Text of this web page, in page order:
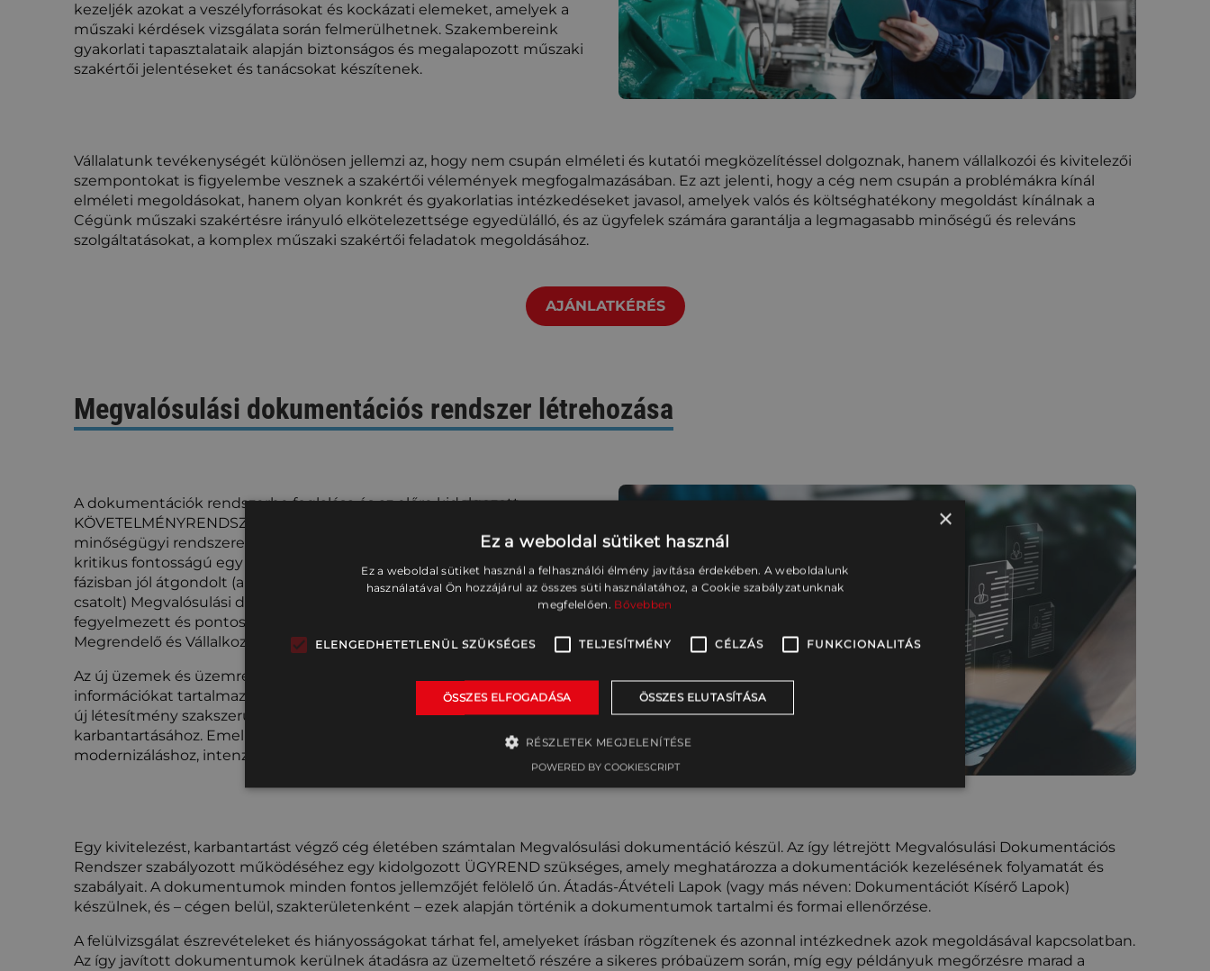
kezeljék azokat a veszélyforrásokat és kockázati elemeket, amelyek a
műszaki kérdések vizsgálata során felmerülhetnek. Szakembereink
gyakorlati tapasztalataik alapján biztonságos és megalapozott műszaki
szakértői jelentéseket és tanácsokat készítenek.
Vállalatunk tevékenységét különösen jellemzi az, hogy nem csupán elméleti és kutatói megközelítéssel dolgoznak, hanem vállalkozói és kivitelezői
szempontokat is figyelembe vesznek a szakértői vélemények megfogalmazásában. Ez azt jelenti, hogy a cég nem csupán a problémákra kínál
elméleti megoldásokat, hanem olyan konkrét és gyakorlatias intézkedéseket javasol, amelyek valós és költséghatékony megoldást kínálnak a
Cégünk műszaki szakértésre irányuló elkötelezettsége egyedülálló, és az ügyfelek számára garantálja a legmagasabb minőségű és releváns
szolgáltatásokat, a komplex műszaki szakértői feladatok megoldásához.
AJÁNLATKÉRÉS
Megvalósulási dokumentációs rendszer létrehozása
A dokumentációk rendszerbe foglalása és az előre kidolgozott
KÖVETELMÉNYRENDSZER-nek (beleértve a törvényeket, szabványokat,
minőségügyi rendszereket és egyéb előírásokat) való megfelelés
kritikus fontosságú egy projekt sikerességéhez. Már a szerződéses
fázisban jól átgondolt (a Vállalkozási Szerződéshez mellékletként
csatolt) Megvalósulási dokumentációs rendszer tartalomjegyzéke a
fegyelmezett és pontos munkára ösztönöz, valamint segíti a
Megrendelő és Vállalkozó hatékony együttműködését.
Az új üzemek és üzemrészek építésénél, a dokumentációk fontos
információkat tartalmaznak. Ezek az információk nélkülözhetetlenek az
új létesítmény szakszerű és biztonságos üzemeltetéséhez és
karbantartásához. Emellett szolgálhatnak alapul egy esetleges, jövőbeli
modernizáláshoz, intenzifikáláshoz és/vagy rekonstrukcióhoz.
Egy kivitelezést, karbantartást végző cég életében számtalan Megvalósulási dokumentáció készül. Az így létrejött Megvalósulási Dokumentációs
Rendszer szabályozott működéséhez egy kidolgozott ÜGYREND szükséges, amely meghatározza a dokumentációk kezelésének folyamatát és
szabályait. A dokumentumok minden fontos jellemzőjét felölelő ún. Átadás-Átvételi Lapok (vagy más néven: Dokumentációt Kísérő Lapok)
készülnek, és – cégen belül, szakterületenként – ezek alapján történik a dokumentumok tartalmi és formai ellenőrzése.
A felülvizsgálat észrevételeket és hiányosságokat tárhat fel, amelyeket írásban rögzítenek és azonnal intézkednek azok megoldásával kapcsolatban.
Az így javított dokumentumok kerülnek átadásra az üzemeltető részére a sikeres próbaüzem során, míg egy példányuk megőrzésre marad a
×
Ez a weboldal sütiket használ
Ez a weboldal sütiket használ a felhasználói élmény javítása érdekében. A weboldalunk
használatával Ön hozzájárul az összes süti használatához, a Cookie szabályzatunknak
megfelelően. Bővebben
ELENGEDHETETLENÜL SZÜKSÉGES TELJESÍTMÉNY CÉLZÁS FUNKCIONALITÁS
ÖSSZES ELFOGADÁSA ÖSSZES ELUTASÍTÁSA
RÉSZLETEK MEGJELENÍTÉSE
POWERED BY COOKIESCRIPT